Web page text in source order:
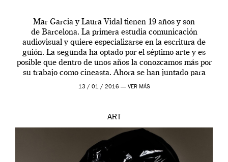
Mar Garcia y Laura Vidal tienen 19 años y son
de Barcelona. La primera estudia comunicación
audiovisual y quiere especializarse en la escritura de
guión. La segunda ha optado por el séptimo arte y es
posible que dentro de unos años la conozcamos más por
su trabajo como cineasta. Ahora se han juntado para
contarnos una […]
13 / 01 / 2016 — VER MÁS
ART